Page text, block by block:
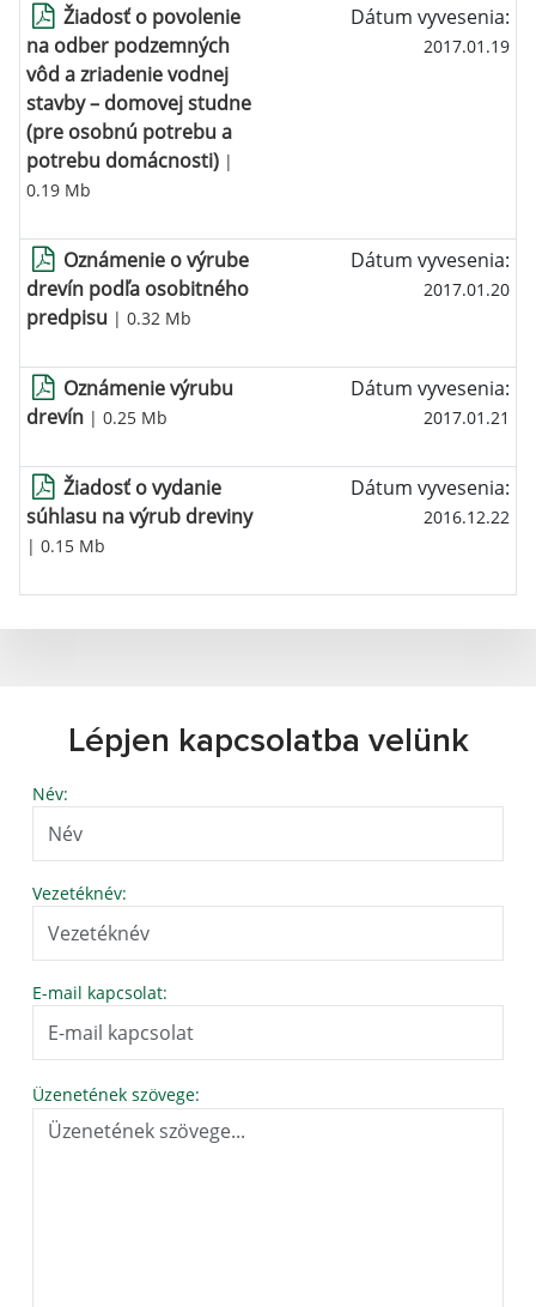
Žiadosť o povolenie
na odber podzemných
vôd a zriadenie vodnej
stavby – domovej studne
(pre osobnú potrebu a
potrebu domácnosti) |
0.19 Mb
Dátum vyvesenia:
2017.01.19
Oznámenie o výrube
drevín podľa osobitného
predpisu | 0.32 Mb
Dátum vyvesenia:
2017.01.20
Oznámenie výrubu
drevín | 0.25 Mb
Dátum vyvesenia:
2017.01.21
Žiadosť o vydanie
súhlasu na výrub dreviny
| 0.15 Mb
Dátum vyvesenia:
2016.12.22
Lépjen kapcsolatba velünk
Név:
Vezetéknév:
E-mail kapcsolat:
Üzenetének szövege: